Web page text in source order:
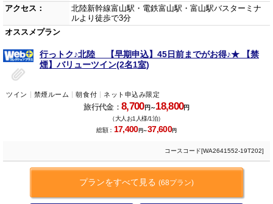
アクセス：
北陸新幹線富山駅・電鉄富山駅・富山駅バスターミナ
ルより徒歩で3分
オススメプラン
行っトク♪北陸 【早期申込】45日前までがお得♪★ 【禁
煙】バリューツイン(2名1室)
ツイン 禁煙ルーム 朝食付 ネット申込み限定
旅行代金： 8,700円～18,800円
（大人お1人様/1泊）
総額： 17,400円～37,600円
コースコード[WA2641552-19T202]
プランをすべて見る (68プラン)